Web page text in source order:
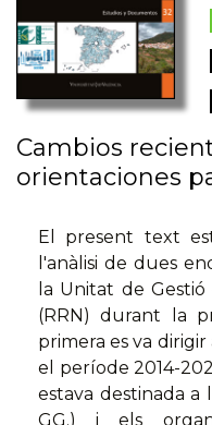
Cambios
orientaciones
El present text
l'anàlisi de dues
la Unitat de Gestió
(RRN) durant la
primera es va
el període 2014-
estava destinada a
GG.) i els